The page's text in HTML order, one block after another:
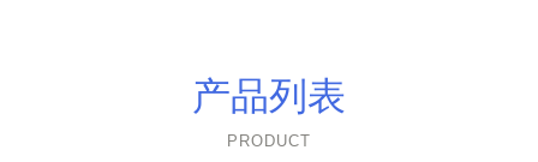
产品列表
PRODUCT